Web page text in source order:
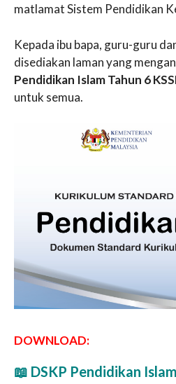
matlamat Sistem Pendidikan
Kepada ibu bapa, guru-guru
disediakan laman yang
Pendidikan Islam Tahun 6
untuk semua.
DOWNLOAD:
📖 DSKP Pendidikan